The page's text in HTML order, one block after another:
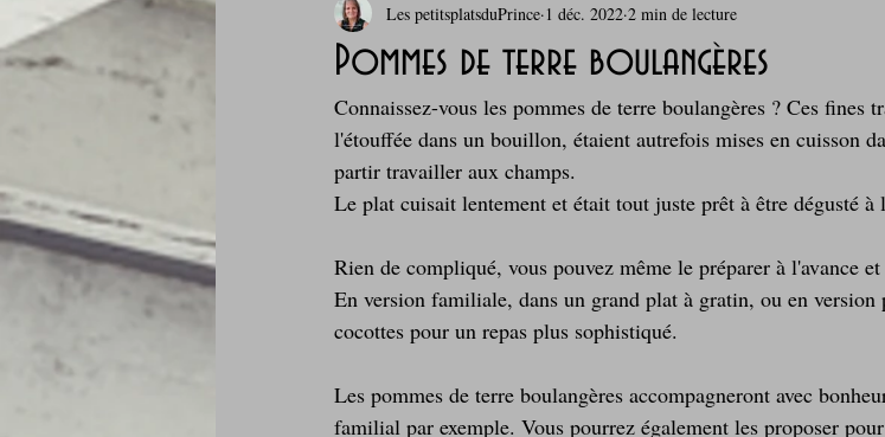
Boissons et cocktails Boulangerie Breakfast c'est la rentrée !
Comfort food, les recettes doudou Coquillages et crustacés Courges,
Cuisine du Camping Déjeuner sur l'herbe Desserts - glaces - pâtisserie
Fondus de chocolat fruits à coque Garden Party - buffet - Verrines
Glaces, sorbets, desserts glacés Grillades, barbecues et plancha Healthy,
Pommes de terre boulangères
Les petitsplatsduPrince 1 déc. 2022 2 min de lecture
Connaissez-vous les pommes de terre boulangères ? Ces fines
l'étouffée dans un bouillon, étaient autrefois mises en cuisson
partir travailler aux champs.
Le plat cuisait lentement et était tout juste prêt à être dégusté à
Rien de compliqué, vous pouvez même le préparer à l'avance
En version familiale, dans un grand plat à gratin, ou en
cocottes pour un repas plus sophistiqué.
Les pommes de terre boulangères accompagneront avec
familial par exemple. Vous pourrez également les proposer